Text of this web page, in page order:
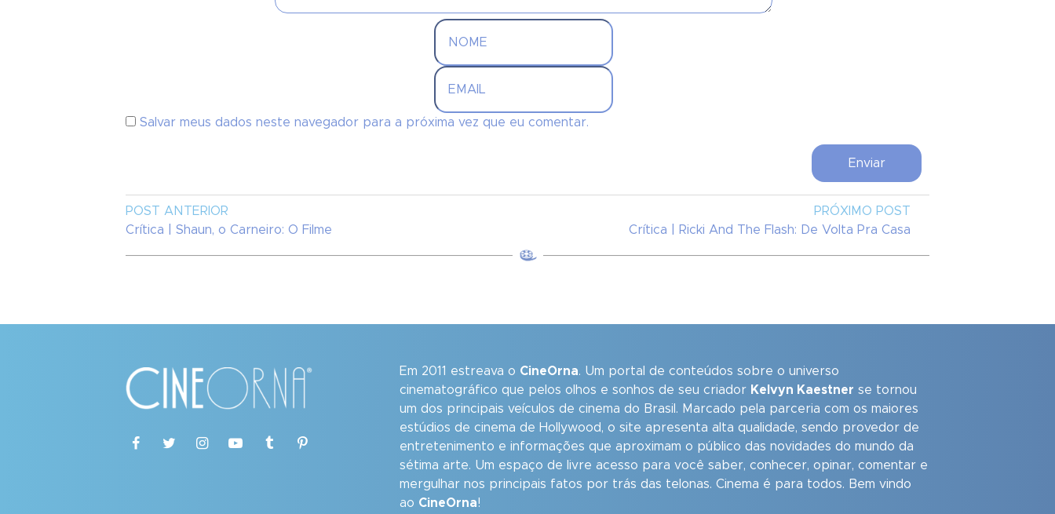
Salvar meus dados neste navegador para a próxima vez que eu comentar.
POST ANTERIOR
Crítica | Shaun, o Carneiro: O Filme
PRÓXIMO POST
Crítica | Ricki And The Flash: De Volta Pra Casa
Em 2011 estreava o CineOrna. Um portal de conteúdos sobre o universo
cinematográfico que pelos olhos e sonhos de seu criador Kelvyn Kaestner se tornou
um dos principais veículos de cinema do Brasil. Marcado pela parceria com os maiores
estúdios de cinema de Hollywood, o site apresenta alta qualidade, sendo provedor de
entretenimento e informações que aproximam o público das novidades do mundo da
sétima arte. Um espaço de livre acesso para você saber, conhecer, opinar, comentar e
mergulhar nos principais fatos por trás das telonas. Cinema é para todos. Bem vindo
ao CineOrna!